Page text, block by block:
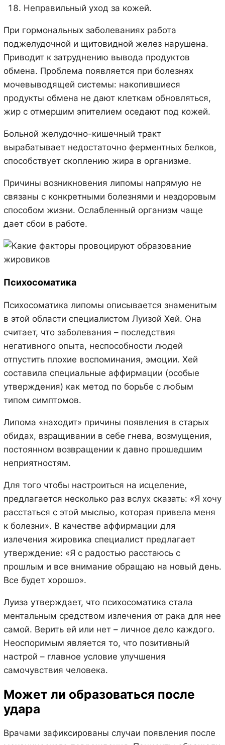
Неправильный уход за кожей.
При гормональных заболеваниях работа
поджелудочной и щитовидной желез нарушена.
Приводит к затруднению вывода продуктов
обмена. Проблема появляется при болезнях
мочевыводящей системы: накопившиеся
продукты обмена не дают клеткам обновляться,
жир с отмершим эпителием оседают под кожей.
Больной желудочно-кишечный тракт
вырабатывает недостаточно ферментных белков,
способствует скоплению жира в организме.
Причины возникновения липомы напрямую не
связаны с конкретными болезнями и нездоровым
способом жизни. Ослабленный организм чаще
дает сбои в работе.
Психосоматика
Психосоматика липомы описывается знаменитым
в этой области специалистом Луизой Хей. Она
считает, что заболевания – последствия
негативного опыта, неспособности людей
отпустить плохие воспоминания, эмоции. Хей
составила специальные аффирмации (особые
утверждения) как метод по борьбе с любым
типом симптомов.
Липома «находит» причины появления в старых
обидах, взращивании в себе гнева, возмущения,
постоянном возвращении к давно прошедшим
неприятностям.
Для того чтобы настроиться на исцеление,
предлагается несколько раз вслух сказать: «Я хочу
расстаться с этой мыслью, которая привела меня
к болезни». В качестве аффирмации для
излечения жировика специалист предлагает
утверждение: «Я с радостью расстаюсь с
прошлым и все внимание обращаю на новый день.
Все будет хорошо».
Луиза утверждает, что психосоматика стала
ментальным средством излечения от рака для нее
самой. Верить ей или нет – личное дело каждого.
Неоспоримым является то, что позитивный
настрой – главное условие улучшения
самочувствия человека.
Может ли образоваться после
удара
Врачами зафиксированы случаи появления после